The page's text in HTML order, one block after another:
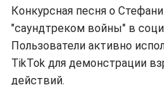
Конкурсная песня о
"саундтреком войны" в
Пользователи активно
TikTok для демонстрации
действий.